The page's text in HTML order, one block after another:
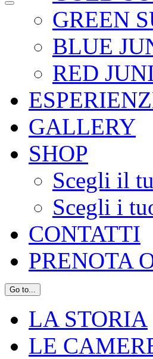
GREEN
BLUE
RED
GALLERY
SHOP
Scegli il
Scegli i
CONTATTI
PRENOTA
Go to...
LA STORIA
LE